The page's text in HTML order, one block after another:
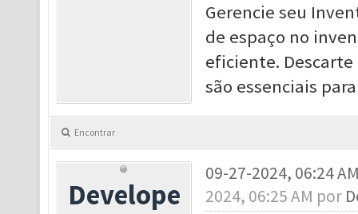
Gerencie seu
de espaço no
eficiente.
são essenciais
Encontrar
Develope
09-27-2024, 06:24
2024, 06:25 AM por